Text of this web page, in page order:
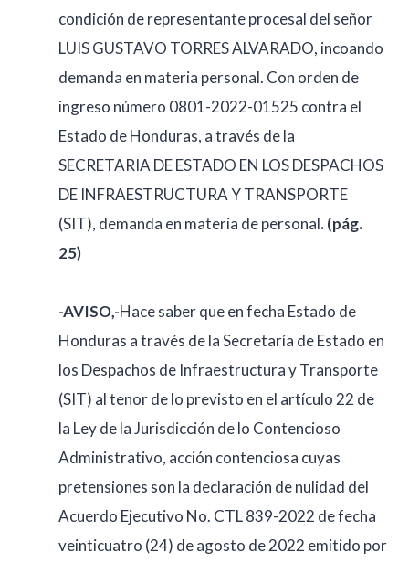
condición de representante procesal del señor
LUIS GUSTAVO TORRES ALVARADO, incoando
demanda en materia personal. Con orden de
ingreso número 0801-2022-01525 contra el
Estado de Honduras, a través de la
SECRETARIA DE ESTADO EN LOS DESPACHOS
DE INFRAESTRUCTURA Y TRANSPORTE
(SIT), demanda en materia de personal. (pág.
25)
-AVISO,-Hace saber que en fecha Estado de
Honduras a través de la Secretaría de Estado en
los Despachos de Infraestructura y Transporte
(SIT) al tenor de lo previsto en el artículo 22 de
la Ley de la Jurisdicción de lo Contencioso
Administrativo, acción contenciosa cuyas
pretensiones son la declaración de nulidad del
Acuerdo Ejecutivo No. CTL 839-2022 de fecha
veinticuatro (24) de agosto de 2022 emitido por